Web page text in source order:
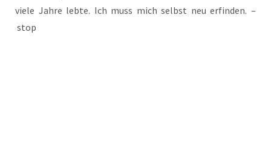
vie­le Jah­re leb­te. Ich muss mich selbst neu erfin­den. –
stop